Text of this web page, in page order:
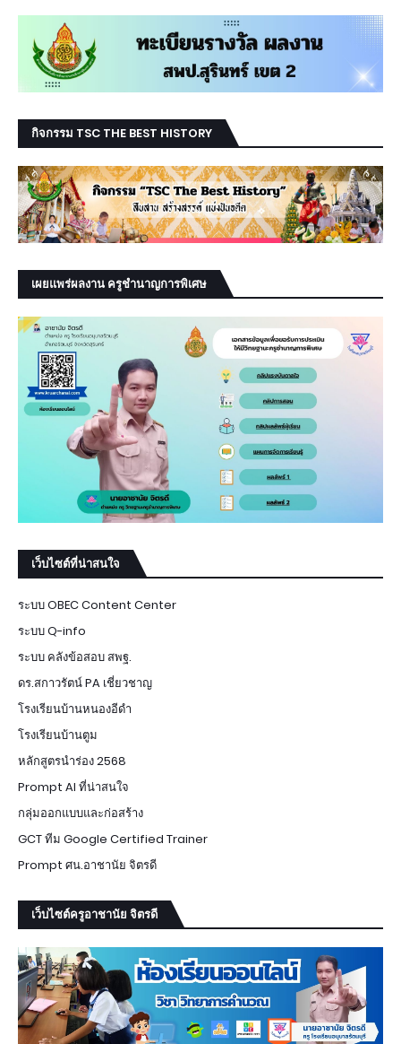
กิจกรรม TSC THE BEST HISTORY
เผยแพร่ผลงาน ครูชำนาญการพิเศษ
เว็บไซต์ที่น่าสนใจ
ระบบ OBEC Content Center
ระบบ Q-info
ระบบ คลังข้อสอบ สพฐ.
ดร.สกาวรัตน์ PA เชี่ยวชาญ
โรงเรียนบ้านหนองอีดำ
โรงเรียนบ้านตูม
หลักสูตรนำร่อง 2568
Prompt AI ที่น่าสนใจ
กลุ่มออกแบบและก่อสร้าง
GCT ทีม Google Certified Trainer
Prompt ศน.อาชานัย จิตรดี
เว็บไซต์ครูอาชานัย จิตรดี